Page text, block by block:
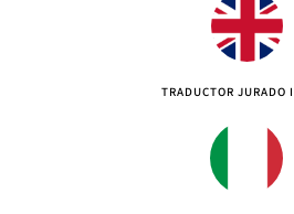
TRADUCTOR JURADO